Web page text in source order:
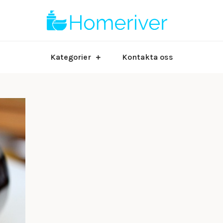
Kategorier Kontakta oss